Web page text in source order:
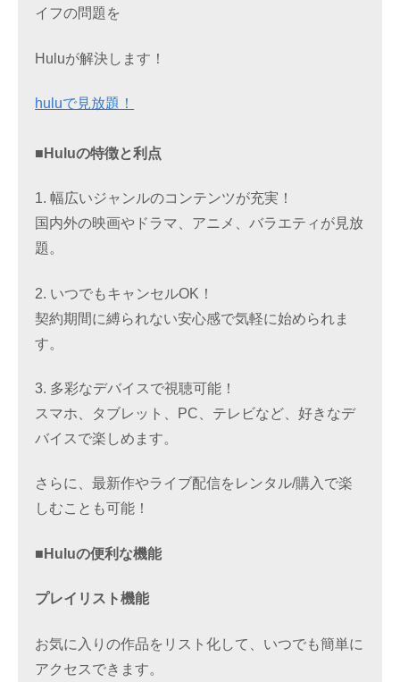
イフの問題を
Huluが解決します！
huluで見放題！
■Huluの特徴と利点
1. 幅広いジャンルのコンテンツが充実！
国内外の映画やドラマ、アニメ、バラエティが見放
題。
2. いつでもキャンセルOK！
契約期間に縛られない安心感で気軽に始められま
す。
3. 多彩なデバイスで視聴可能！
スマホ、タブレット、PC、テレビなど、好きなデ
バイスで楽しめます。
さらに、最新作やライブ配信をレンタル/購入で楽
しむことも可能！
■Huluの便利な機能
プレイリスト機能
お気に入りの作品をリスト化して、いつでも簡単に
アクセスできます。